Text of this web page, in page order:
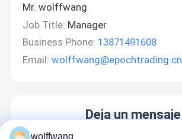
Mr. wolffwang
Job Title: Manager
Business Phone: 13871491608
Email: wolffwang@epochtrading.cn
Deja un mensaje
wolffwang